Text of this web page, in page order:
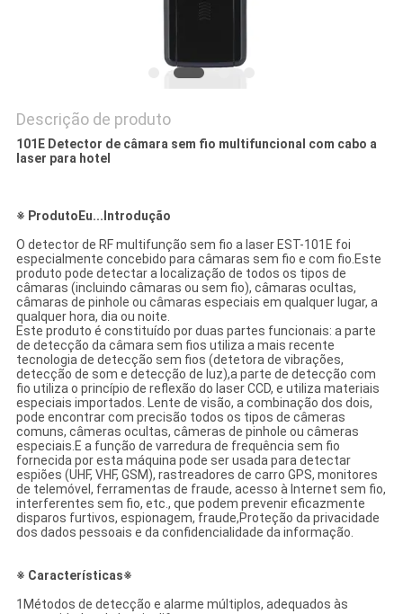
Descrição de produto
101E Detector de câmara sem fio multifuncional com cabo a
laser para hotel
※ Produto Eu... Introdução
O detector de RF multifunção sem fio a laser EST-101E foi
especialmente concebido para câmaras sem fio e com fio.Este
produto pode detectar a localização de todos os tipos de
câmaras (incluindo câmaras ou sem fio), câmaras ocultas,
câmaras de pinhole ou câmaras especiais em qualquer lugar, a
qualquer hora, dia ou noite.
Este produto é constituído por duas partes funcionais: a parte
de detecção da câmara sem fios utiliza a mais recente
tecnologia de detecção sem fios (detetora de vibrações,
detecção de som e detecção de luz),a parte de detecção com
fio utiliza o princípio de reflexão do laser CCD, e utiliza materiais
especiais importados. Lente de visão, a combinação dos dois,
pode encontrar com precisão todos os tipos de câmeras
comuns, câmeras ocultas, câmeras de pinhole ou câmeras
especiais.E a função de varredura de frequência sem fio
fornecida por esta máquina pode ser usada para detectar
espiões (UHF, VHF, GSM), rastreadores de carro GPS, monitores
de telemóvel, ferramentas de fraude, acesso à Internet sem fio,
interferentes sem fio, etc., que podem prevenir eficazmente
disparos furtivos, espionagem, fraude,Proteção da privacidade
dos dados pessoais e da confidencialidade da informação.
※ Características※
1Métodos de detecção e alarme múltiplos, adequados às